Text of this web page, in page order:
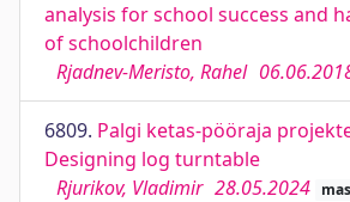
analysis for school success and
of schoolchildren
Rjadnev-Meristo, Rahel
6809. Palgi ketas-pööraja
Designing log turntable
Rjurikov, Vladimir 28.05.2024